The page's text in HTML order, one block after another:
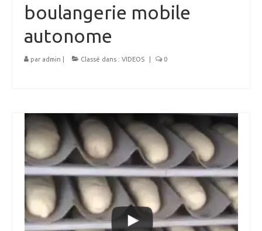
boulangerie mobile
autonome
par admin Classé dans : VIDEOS 0